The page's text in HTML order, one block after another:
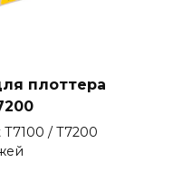
плоттера
/ T7200